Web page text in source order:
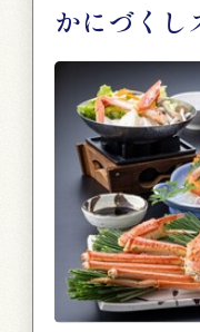
かにづくし